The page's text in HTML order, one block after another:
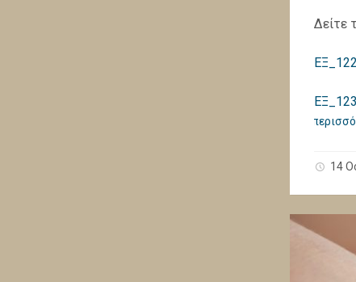
Δείτε
14